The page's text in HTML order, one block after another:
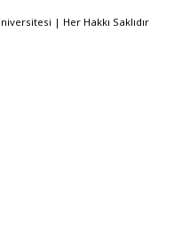
| Her Hakkı Saklıdır